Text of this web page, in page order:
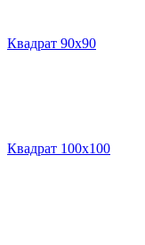
Квадрат 90х90
Квадрат 100х100